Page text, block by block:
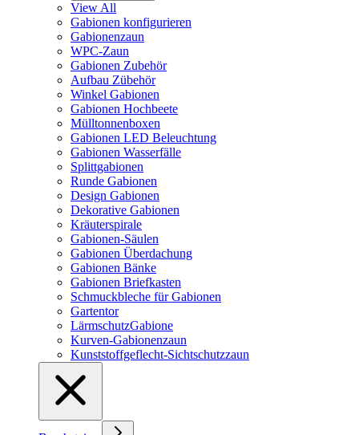
View All
Gabionen konfigurieren
Gabionenzaun
WPC-Zaun
Gabionen Zubehör
Aufbau Zübehör
Winkel Gabionen
Gabionen Hochbeete
Mülltonnenboxen
Gabionen LED Beleuchtung
Gabionen Wasserfälle
Splittgabionen
Runde Gabionen
Design Gabionen
Dekorative Gabionen
Kräuterspirale
Gabionen-Säulen
Gabionen Überdachung
Gabionen Bänke
Gabionen Briefkasten
Schmuckbleche für Gabionen
Gartentor
LärmschutzGabione
Kurven-Gabionenzaun
Kunststoffgeflecht-Sichtschutzzaun